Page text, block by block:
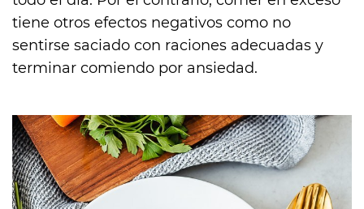
tiene otros efectos negativos como no
sentirse saciado con raciones adecuadas y
terminar comiendo por ansiedad.